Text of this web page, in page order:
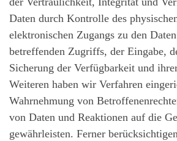
Daten durch Kontrolle des
elektronischen Zugangs zu den
betreffenden Zugriffs, der Eingabe,
Sicherung der Verfügbarkeit und
Weiteren haben wir Verfahren
Wahrnehmung von
von Daten und Reaktionen auf die
gewährleisten. Ferner